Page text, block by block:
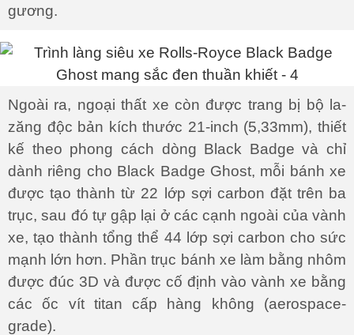
gương.
Ngoài ra, ngoại thất xe còn được trang bị bộ la-
zăng độc bản kích thước 21-inch (5,33mm), thiết
kế theo phong cách dòng Black Badge và chỉ
dành riêng cho Black Badge Ghost, mỗi bánh xe
được tạo thành từ 22 lớp sợi carbon đặt trên ba
trục, sau đó tự gập lại ở các cạnh ngoài của vành
xe, tạo thành tổng thể 44 lớp sợi carbon cho sức
mạnh lớn hơn. Phần trục bánh xe làm bằng nhôm
được đúc 3D và được cố định vào vành xe bằng
các ốc vít titan cấp hàng không (aerospace-
grade).